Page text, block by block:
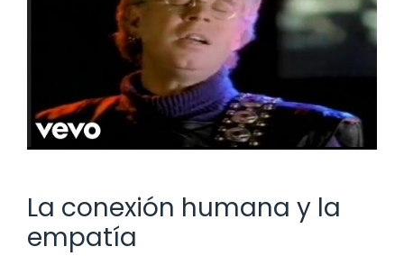
La conexión humana y la
empatía